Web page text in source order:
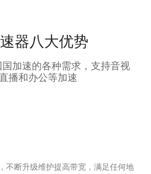
器八大优势
加速的各种需求，支持音视
播和办公等加速
不断升级维护提高带宽，满足任何地